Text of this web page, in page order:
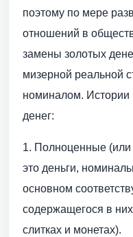
поэтому по мере
отношений в
замены золотых
мизерной реальной
номиналом.
денег:
1. Полноценные (или
это деньги,
основном
содержащегося в
слитках и монетах).